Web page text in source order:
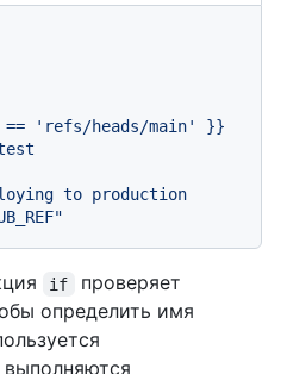
== 'refs/heads/main'
}}
to production
if
проверяет
определить имя
выполняются